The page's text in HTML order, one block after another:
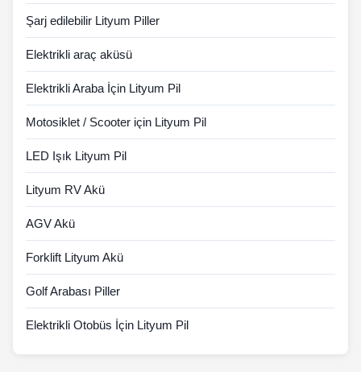
Şarj edilebilir Lityum Piller
Elektrikli araç aküsü
Elektrikli Araba İçin Lityum Pil
Motosiklet / Scooter için Lityum Pil
LED Işık Lityum Pil
Lityum RV Akü
AGV Akü
Forklift Lityum Akü
Golf Arabası Piller
Elektrikli Otobüs İçin Lityum Pil